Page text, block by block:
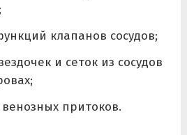
клапанов сосудов;
и сеток из сосудов
притоков.